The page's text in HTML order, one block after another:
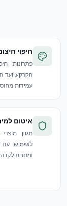
חיפוי
פתרונות
הקרקע ועד
עמידות
איטום
מגוון
ומתחת לקו